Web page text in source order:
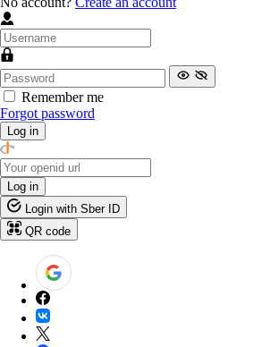
Remember me
Forgot password
Log in
Log in
Login with Sber ID
QR code